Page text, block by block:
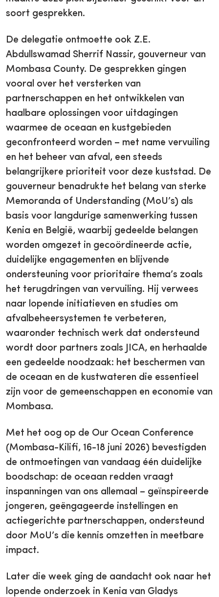
soort gesprekken.
De delegatie ontmoette ook Z.E.
Abdullswamad Sherrif Nassir, gouverneur van
Mombasa County. De gesprekken gingen
vooral over het versterken van
partnerschappen en het ontwikkelen van
haalbare oplossingen voor uitdagingen
waarmee de oceaan en kustgebieden
geconfronteerd worden – met name vervuiling
en het beheer van afval, een steeds
belangrijkere prioriteit voor deze kuststad. De
gouverneur benadrukte het belang van sterke
Memoranda of Understanding (MoU’s) als
basis voor langdurige samenwerking tussen
Kenia en België, waarbij gedeelde belangen
worden omgezet in gecoördineerde actie,
duidelijke engagementen en blijvende
ondersteuning voor prioritaire thema’s zoals
het terugdringen van vervuiling. Hij verwees
naar lopende initiatieven en studies om
afvalbeheersystemen te verbeteren,
waaronder technisch werk dat ondersteund
wordt door partners zoals JICA, en herhaalde
een gedeelde noodzaak: het beschermen van
de oceaan en de kustwateren die essentieel
zijn voor de gemeenschappen en economie van
Mombasa.
Met het oog op de Our Ocean Conference
(Mombasa-Kilifi, 16-18 juni 2026) bevestigden
de ontmoetingen van vandaag één duidelijke
boodschap: de oceaan redden vraagt
inspanningen van ons allemaal – geïnspireerde
jongeren, geëngageerde instellingen en
actiegerichte partnerschappen, ondersteund
door MoU’s die kennis omzetten in meetbare
impact.
Later die week ging de aandacht ook naar het
lopende onderzoek in Kenia van Gladys